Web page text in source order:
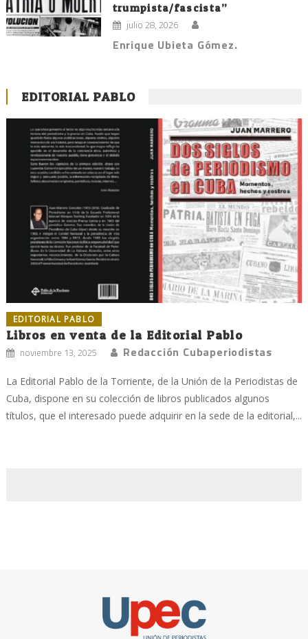
trumpista/fascista”
julio 28, 2026
Enrique Ubieta Gómez.
EDITORIAL PABLO
EDITORIAL PABLO
Libros en venta de la Editorial Pablo
noviembre 13, 2025 Redacción Cubaperiodistas
La Editorial Pablo de la Torriente, de la Unión de la Periodistas de
Cuba, dispone en su colección de libros publicados algunos
títulos, que el interesado puede adquirir en la sede de la editorial,...